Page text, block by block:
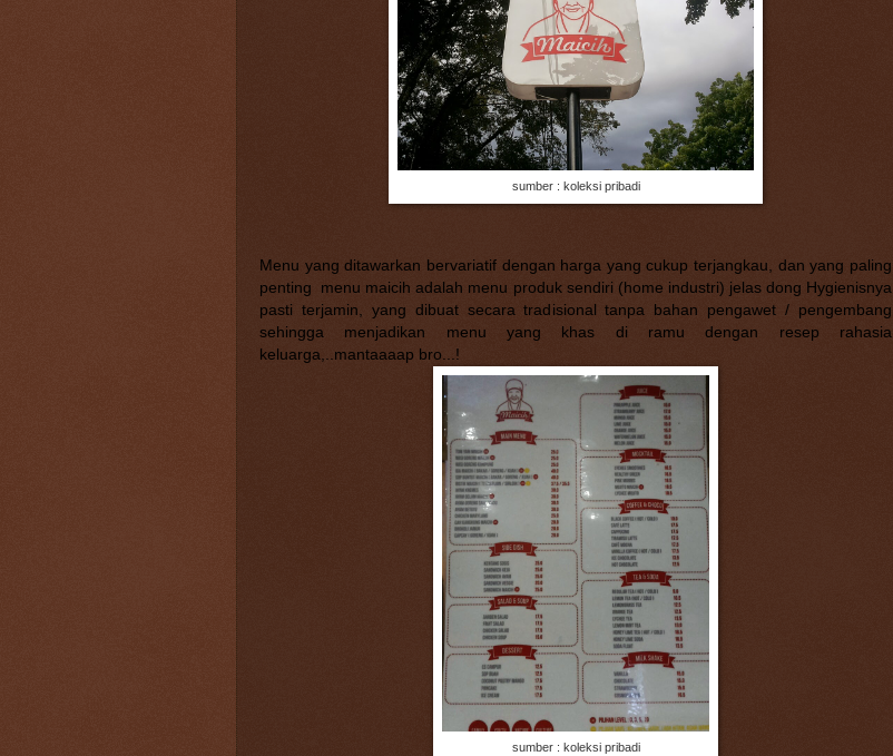
sumber : koleksi pribadi
Menu yang ditawarkan bervariatif dengan harga yang cukup terjangkau, dan yang paling
penting
menu maicih adalah menu produk sendiri (home industri) jelas dong Hygienisnya
pasti terjamin, yang dibuat secara tradisional tanpa bahan pengawet / pengembang
sehingga menjadikan menu yang khas di ramu dengan resep rahasia
keluarga,..mantaaaap bro...!
sumber : koleksi pribadi